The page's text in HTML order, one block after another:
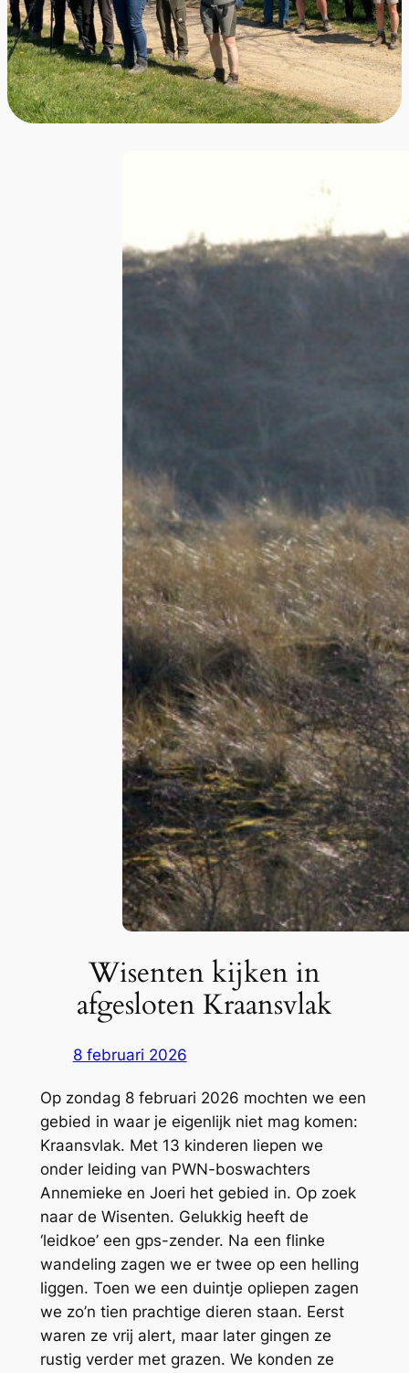
Wisenten kijken in
afgesloten Kraansvlak
8 februari 2026
Op zondag 8 februari 2026 mochten we een
gebied in waar je eigenlijk niet mag komen:
Kraansvlak. Met 13 kinderen liepen we
onder leiding van PWN-boswachters
Annemieke en Joeri het gebied in. Op zoek
naar de Wisenten. Gelukkig heeft de
‘leidkoe’ een gps-zender. Na een flinke
wandeling zagen we er twee op een helling
liggen. Toen we een duintje opliepen zagen
we zo’n tien prachtige dieren staan. Eerst
waren ze vrij alert, maar later gingen ze
rustig verder met grazen. We konden ze